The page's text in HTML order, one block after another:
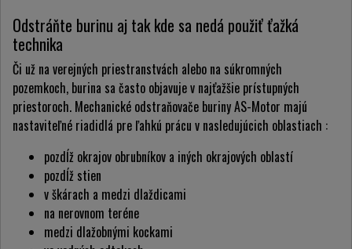
Odstráňte burinu aj tak kde sa nedá použiť ťažká
technika
Či už na verejných priestranstvách alebo na súkromných
pozemkoch, burina sa často objavuje v najťažšie prístupných
priestoroch. Mechanické odstraňovače buriny AS-Motor majú
nastaviteľné riadidlá pre ľahkú prácu v nasledujúcich oblastiach :
pozdĺž okrajov obrubníkov a iných okrajových oblastí
pozdĺž stien
v škárach a medzi dlaždicami
na nerovnom teréne
medzi dlažobnými kockami